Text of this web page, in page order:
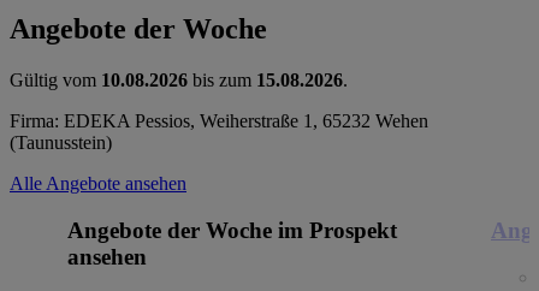
Angebote der Woche
Gültig vom 10.08.2026 bis zum 15.08.2026.
Firma: EDEKA Pessios, Weiherstraße 1, 65232 Wehen
(Taunusstein)
Alle Angebote ansehen
Angebote der Woche im Prospekt
ansehen